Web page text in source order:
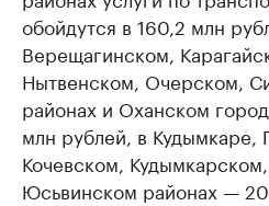
обойдутся в 160,2 млн
Верещагинском,
Нытвенском, Очерском,
районах и Оханском
млн рублей, в Кудымкаре,
Кочевском,
Юсьвинском районах —